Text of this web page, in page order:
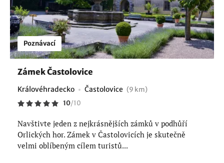
Poznávací
Zámek Častolovice
Královéhradecko Častolovice (9 km)
10/10
Navštivte jeden z nejkrásnějších zámků v podhůří
Orlických hor. Zámek v Častolovicích je skutečně
velmi oblíbeným cílem turistů...